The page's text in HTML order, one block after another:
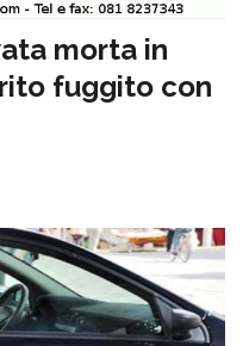
morta in
fuggito con